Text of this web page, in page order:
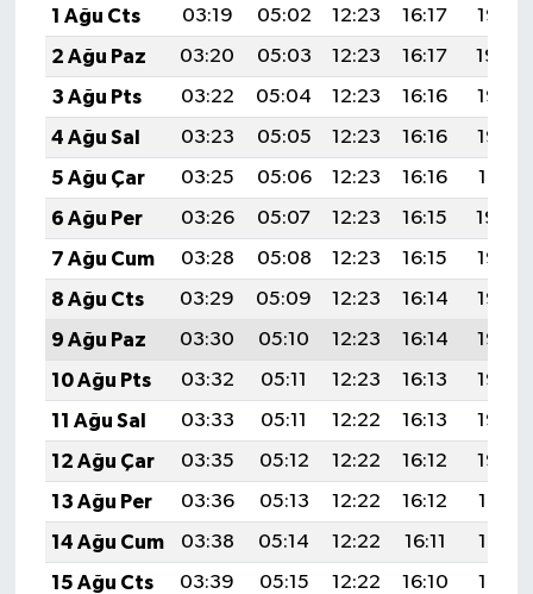
1 Ağu Cts
03:19 05:02 12:23 16:17
19:35
2 Ağu Paz
03:20 05:03 12:23 16:17
19:34
3 Ağu Pts
03:22 05:04 12:23 16:16
19:33
4 Ağu Sal
03:23 05:05 12:23 16:16
19:32
5 Ağu Çar
03:25 05:06 12:23 16:16
19:31
6 Ağu Per
03:26 05:07 12:23 16:15
19:29
7 Ağu Cum
03:28 05:08 12:23 16:15
19:28
8 Ağu Cts
03:29 05:09 12:23 16:14
19:27
9 Ağu Paz
03:30 05:10 12:23 16:14
19:26
10 Ağu Pts
03:32 05:11 12:23 16:13
19:25
11 Ağu Sal
03:33 05:11 12:22 16:13
19:23
12 Ağu Çar
03:35 05:12 12:22 16:12
19:22
13 Ağu Per
03:36 05:13 12:22 16:12
19:21
14 Ağu Cum
03:38 05:14 12:22 16:11
19:19
15 Ağu Cts
03:39 05:15 12:22 16:10
19:18